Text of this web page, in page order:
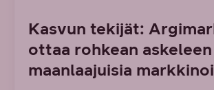
Kasvun tekijät:
ottaa rohkean
maanlaajuisia